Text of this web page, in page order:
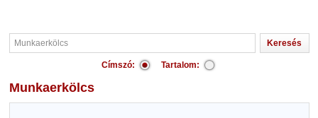
Címszó: Tartalom:
Munkaerkölcs